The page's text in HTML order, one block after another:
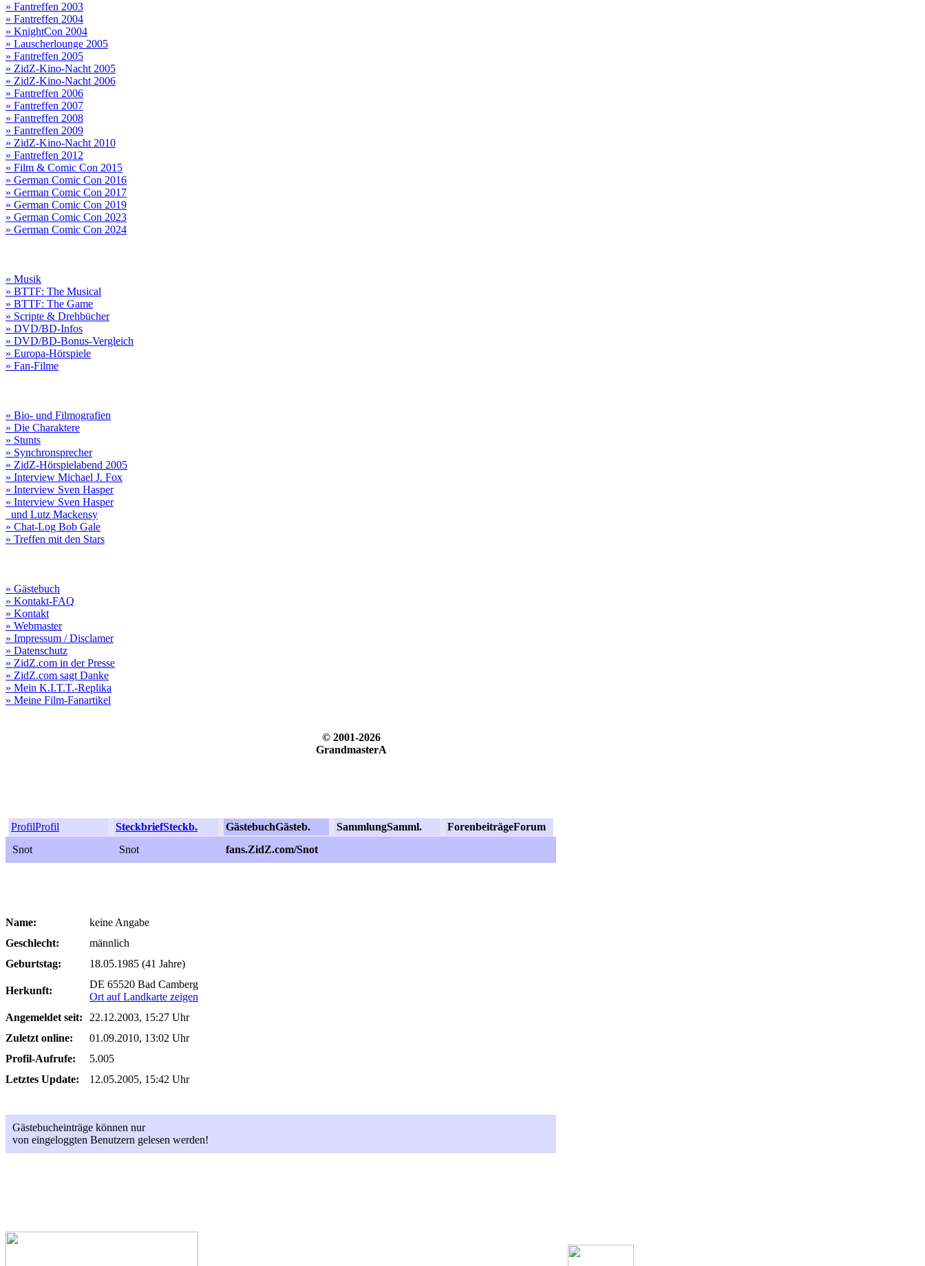
» Fantreffen 2003
» Fantreffen 2004
» KnightCon 2004
» Lauscherlounge 2005
» Fantreffen 2005
» ZidZ-Kino-Nacht 2005
» ZidZ-Kino-Nacht 2006
» Fantreffen 2006
» Fantreffen 2007
» Fantreffen 2008
» Fantreffen 2009
» ZidZ-Kino-Nacht 2010
» Fantreffen 2012
» Film & Comic Con 2015
» German Comic Con 2016
» German Comic Con 2017
» German Comic Con 2019
» German Comic Con 2023
» German Comic Con 2024
» Musik
» BTTF: The Musical
» BTTF: The Game
» Scripte & Drehbücher
» DVD/BD-Infos
» DVD/BD-Bonus-Vergleich
» Europa-Hörspiele
» Fan-Filme
» Bio- und Filmografien
» Die Charaktere
» Stunts
» Synchronsprecher
» ZidZ-Hörspielabend 2005
» Interview Michael J. Fox
» Interview Sven Hasper
» Interview Sven Hasper
und Lutz Mackensy
» Chat-Log Bob Gale
» Treffen mit den Stars
» Gästebuch
» Kontakt-FAQ
» Kontakt
» Webmaster
» Impressum / Disclamer
» Datenschutz
» ZidZ.com in der Presse
» ZidZ.com sagt Danke
» Mein K.I.T.T.-Replika
» Meine Film-Fanartikel
© 2001-2026
GrandmasterA
ProfilProfil SteckbriefSteckb. GästebuchGästeb. SammlungSamml. ForenbeiträgeForum
Snot
Snot fans.ZidZ.com/Snot
Name:
keine Angabe
Geschlecht:
männlich
Geburtstag:
18.05.1985 (41 Jahre)
Herkunft:
DE 65520 Bad Camberg
Ort auf Landkarte zeigen
Angemeldet seit:
22.12.2003, 15:27 Uhr
Zuletzt online:
01.09.2010, 13:02 Uhr
Profil-Aufrufe:
5.005
Letztes Update:
12.05.2005, 15:42 Uhr
Gästebucheinträge können nur
von eingeloggten Benutzern gelesen werden!